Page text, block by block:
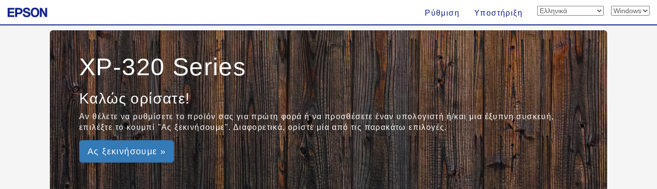
Ρύθμιση Υποστήριξη
XP-320 Series
Καλώς ορίσατε!
Αν θέλετε να ρυθμίσετε το προϊόν σας για πρώτη φορά ή να προσθέσετε έναν υπολογιστή ή/και μια έξυπνη συσκευή,
επιλέξτε το κουμπί "Ας ξεκινήσουμε". Διαφορετικά, ορίστε μία από τις παρακάτω επιλογές.
Ας ξεκινήσουμε »